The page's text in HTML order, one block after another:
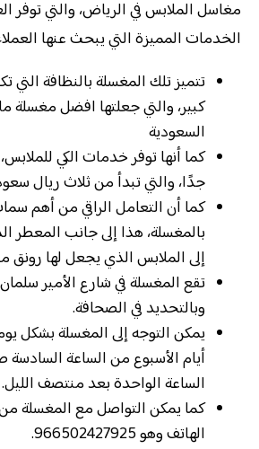
مغاسل الملابس في الرياض، والتي توفر
الخدمات المميزة التي يبحث عنها
تتميز تلك المغسلة بالنظافة التي
كبير، والتي جعلتها افضل مغسلة
السعودية
كما أنها توفر خدمات الكي
جدًا، والتي تبدأ من ثلاث ريال
كما أن التعامل الراقي من أهم
بالمغسلة، هذا إلى جانب المعطر
إلى الملابس الذي يجعل لها رونق
تقع المغسلة في شارع الأمير
وبالتحديد في الصحافة.
يمكن التوجه إلى المغسلة بشكل
أيام الأسبوع من الساعة السادسة
الساعة الواحدة بعد منتصف الليل.
كما يمكن التواصل مع المغسلة
الهاتف وهو 966502427925.